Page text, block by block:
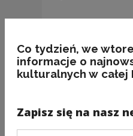
z festiwalu.
Relację
Co tydzień, we
informacje o
kulturalnych w całej
Zapisz się na nasz